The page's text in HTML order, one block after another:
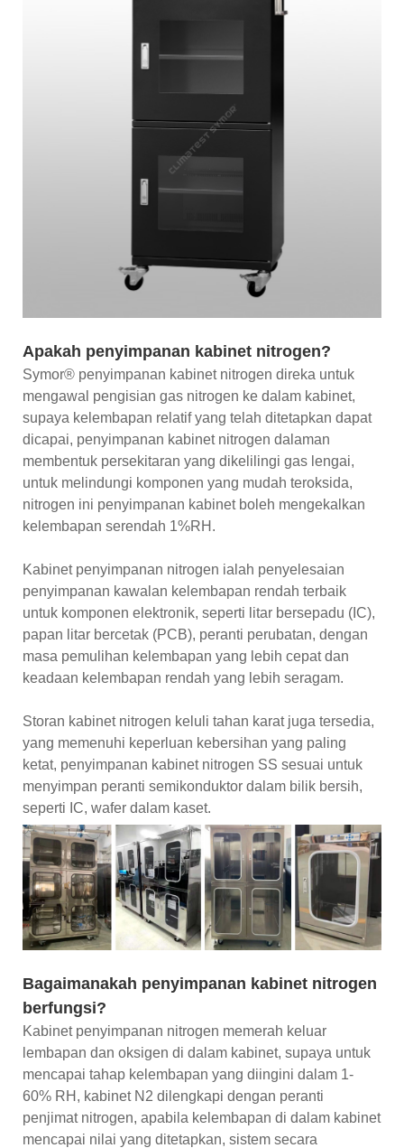
Apakah penyimpanan kabinet nitrogen?
Symor® penyimpanan kabinet nitrogen direka untuk
mengawal pengisian gas nitrogen ke dalam kabinet,
supaya kelembapan relatif yang telah ditetapkan dapat
dicapai, penyimpanan kabinet nitrogen dalaman
membentuk persekitaran yang dikelilingi gas lengai,
untuk melindungi komponen yang mudah teroksida,
nitrogen ini penyimpanan kabinet boleh mengekalkan
kelembapan serendah 1%RH.
Kabinet penyimpanan nitrogen ialah penyelesaian
penyimpanan kawalan kelembapan rendah terbaik
untuk komponen elektronik, seperti litar bersepadu (IC),
papan litar bercetak (PCB), peranti perubatan, dengan
masa pemulihan kelembapan yang lebih cepat dan
keadaan kelembapan rendah yang lebih seragam.
Storan kabinet nitrogen keluli tahan karat juga tersedia,
yang memenuhi keperluan kebersihan yang paling
ketat, penyimpanan kabinet nitrogen SS sesuai untuk
menyimpan peranti semikonduktor dalam bilik bersih,
seperti IC, wafer dalam kaset.
Bagaimanakah penyimpanan kabinet nitrogen
berfungsi?
Kabinet penyimpanan nitrogen memerah keluar
lembapan dan oksigen di dalam kabinet, supaya untuk
mencapai tahap kelembapan yang diingini dalam 1-
60% RH, kabinet N2 dilengkapi dengan peranti
penjimat nitrogen, apabila kelembapan di dalam kabinet
mencapai nilai yang ditetapkan, sistem secara